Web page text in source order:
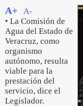
A+
A-
• La Comisión de
Agua del Estado de
Veracruz, como
organismo
autónomo, resulta
viable para la
prestación del
servicio, dice el
Legislador.